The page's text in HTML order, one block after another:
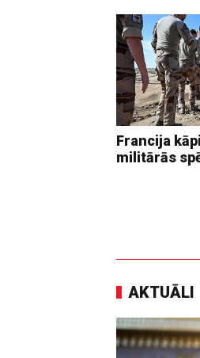
Francija
militārās
AKTUĀLI